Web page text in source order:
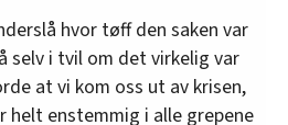
hvor tøff den saken var
selv i tvil om det virkelig var
at vi kom oss ut av krisen,
helt enstemmig i alle grepene